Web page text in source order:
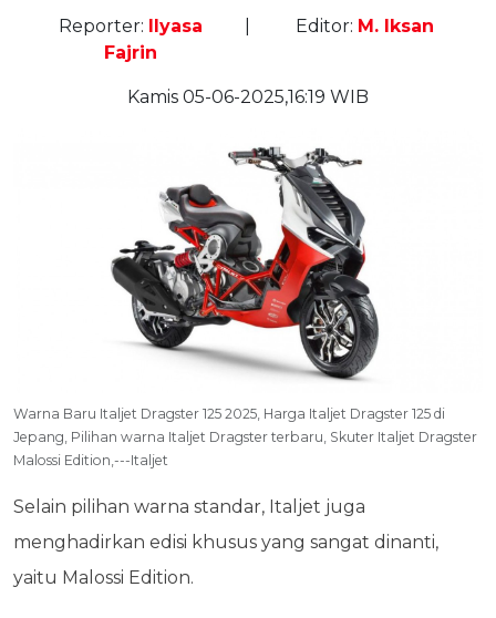
Reporter: Ilyasa
Fajrin
Editor: M. Iksan
Kamis 05-06-2025,16:19 WIB
Warna Baru Italjet Dragster 125 2025, Harga Italjet Dragster 125 di
Jepang, Pilihan warna Italjet Dragster terbaru, Skuter Italjet Dragster
Malossi Edition,---Italjet
Selain pilihan warna standar, Italjet juga
menghadirkan edisi khusus yang sangat dinanti,
yaitu Malossi Edition.